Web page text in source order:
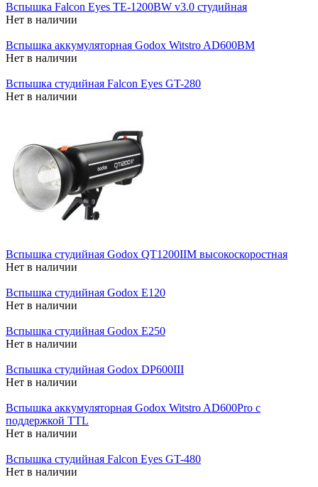
Вспышка Falcon Eyes TE-1200BW v3.0 студийная
Нет в наличии
Вспышка аккумуляторная Godox Witstro AD600BM
Нет в наличии
Вспышка студийная Falcon Eyes GT-280
Нет в наличии
Вспышка студийная Godox QT1200IIM высокоскоростная
Нет в наличии
Вспышка студийная Godox E120
Нет в наличии
Вспышка студийная Godox E250
Нет в наличии
Вспышка студийная Godox DP600III
Нет в наличии
Вспышка аккумуляторная Godox Witstro AD600Pro с
поддержкой TTL
Нет в наличии
Вспышка студийная Falcon Eyes GT-480
Нет в наличии